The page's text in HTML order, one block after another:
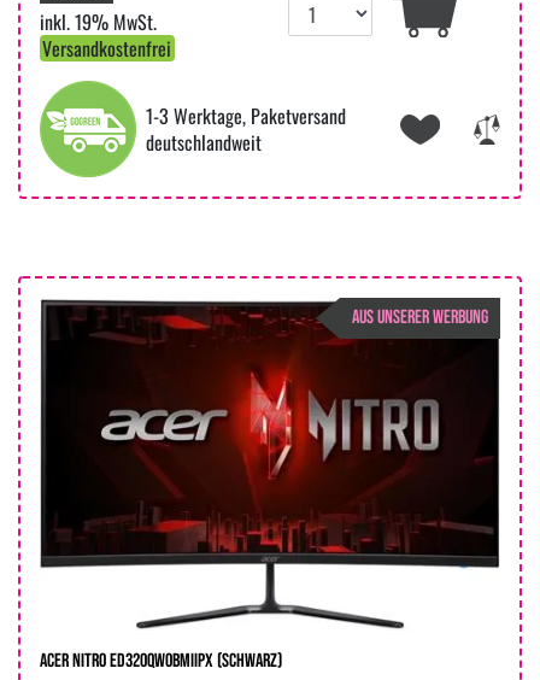
inkl. 19% MwSt.
Versandkostenfrei
1-3 Werktage, Paketversand
deutschlandweit
AUS UNSERER WERBUNG
Acer Nitro ED320QW0bmiipx (Schwarz)